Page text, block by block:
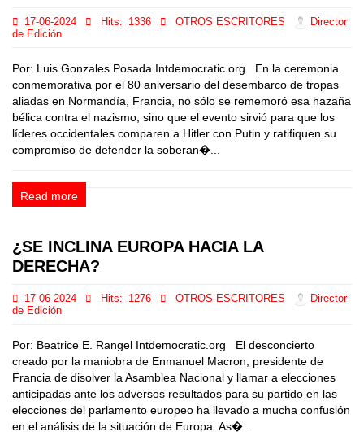
17-06-2024 Hits: 1336 OTROS ESCRITORES
Director
de Edición
Por: Luis Gonzales Posada Intdemocratic.org En la ceremonia
conmemorativa por el 80 aniversario del desembarco de tropas
aliadas en Normandía, Francia, no sólo se rememoró esa hazaña
bélica contra el nazismo, sino que el evento sirvió para que los
líderes occidentales comparen a Hitler con Putin y ratifiquen su
compromiso de defender la soberan�...
Read more
¿SE INCLINA EUROPA HACIA LA
DERECHA?
17-06-2024 Hits: 1276 OTROS ESCRITORES
Director
de Edición
Por: Beatrice E. Rangel Intdemocratic.org El desconcierto
creado por la maniobra de Enmanuel Macron, presidente de
Francia de disolver la Asamblea Nacional y llamar a elecciones
anticipadas ante los adversos resultados para su partido en las
elecciones del parlamento europeo ha llevado a mucha confusión
en el análisis de la situación de Europa. As�...